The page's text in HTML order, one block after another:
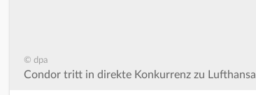
© dpa
Condor tritt in direkte Konkurrenz zu